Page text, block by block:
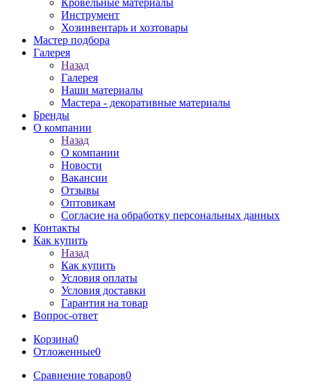
Кровельные материалы
Инструмент
Хозинвентарь и хозтовары
Мастер подбора
Галерея
Назад
Галерея
Наши материалы
Мастера - декоративные материалы
Бренды
О компании
Назад
О компании
Новости
Вакансии
Отзывы
Оптовикам
Cогласие на обработку персональных данных
Контакты
Как купить
Назад
Как купить
Условия оплаты
Условия доставки
Гарантия на товар
Вопрос-ответ
Корзина0
Отложенные0
Сравнение товаров0